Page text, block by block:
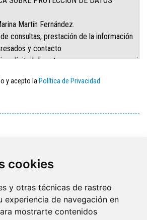
cookies
y otras técnicas de rastreo
experiencia de navegación en
mostrarte contenidos
y acepto la Política de Privacidad